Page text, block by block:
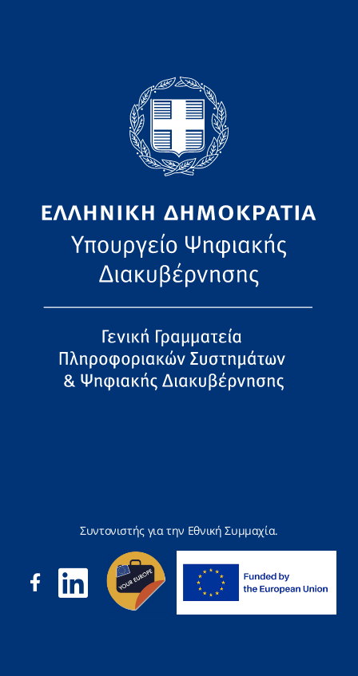
Συντονιστής για την Εθνική Συμμαχία.